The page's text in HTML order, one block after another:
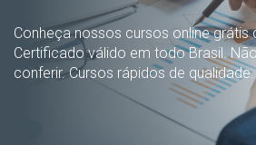
Conheça nossos cursos online grátis
Certificado válido em todo Brasil.
conferir. Cursos rápidos de qualidade.